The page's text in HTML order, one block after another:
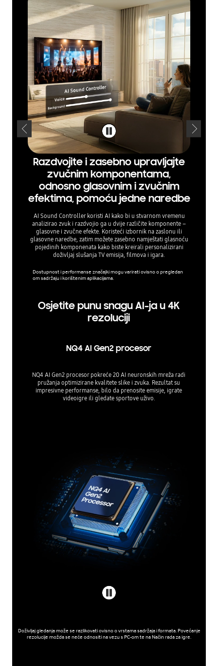
Razdvojite i zasebno upravljajte
zvučnim komponentama,
odnosno glasovnim i zvučnim
efektima, pomoću jedne naredbe
AI Sound Controller koristi AI kako bi u stvarnom vremenu
analizirao zvuk i razdvojio ga u dvije različite komponente –
glasovne i zvučne efekte. Koristeći izbornik na zaslonu ili
glasovne naredbe, zatim možete zasebno namještati glasnoću
pojedinih komponenata kako biste kreirali personalizirani
doživljaj slušanja TV emisija, filmova i igara.
Dostupnost i performanse značajki mogu varirati ovisno o pregledan
om sadržaju i korištenim aplikacijama.
Osjetite punu snagu AI-ja u 4K
rezoluciji
NQ4 AI Gen2 procesor
NQ4 AI Gen2 procesor pokreće 20 AI neuronskih mreža radi
pružanja optimizirane kvalitete slike i zvuka. Rezultat su
impresivne performanse, bilo da prenosite emisije, igrate
videoigre ili gledate sportove uživo.
Doživljaj gledanja može se razlikovati ovisno o vrstama sadržaja i formata. Povećanje
rezolucije možda se neće odnositi na vezu s PC-om te na Način rada za igre.